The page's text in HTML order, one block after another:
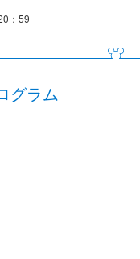
：59
グラム